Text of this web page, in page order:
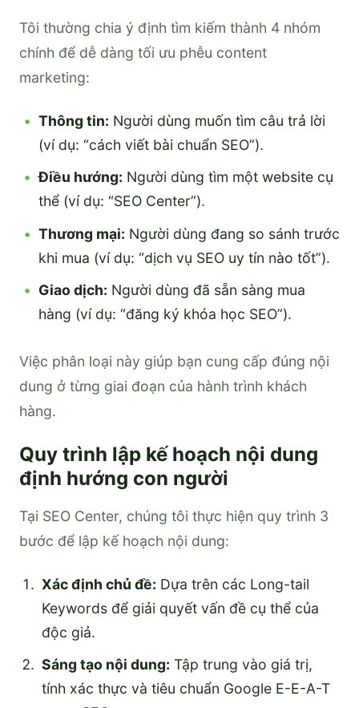
Tôi thường chia ý định tìm kiếm thành 4 nhóm
chính để dễ dàng tối ưu phễu content
marketing:
Thông tin: Người dùng muốn tìm câu trả lời
(ví dụ: “cách viết bài chuẩn SEO”).
Điều hướng: Người dùng tìm một website cụ
thể (ví dụ: “SEO Center”).
Thương mại: Người dùng đang so sánh trước
khi mua (ví dụ: “dịch vụ SEO uy tín nào tốt”).
Giao dịch: Người dùng đã sẵn sàng mua
hàng (ví dụ: “đăng ký khóa học SEO”).
Việc phân loại này giúp bạn cung cấp đúng nội
dung ở từng giai đoạn của hành trình khách
hàng.
Quy trình lập kế hoạch nội dung
định hướng con người
Tại SEO Center, chúng tôi thực hiện quy trình 3
bước để lập kế hoạch nội dung:
Xác định chủ đề: Dựa trên các Long-tail
Keywords để giải quyết vấn đề cụ thể của
độc giả.
Sáng tạo nội dung: Tập trung vào giá trị,
tính xác thực và tiêu chuẩn Google E-E-A-T